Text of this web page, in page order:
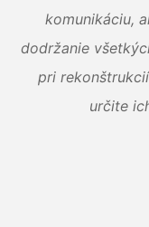
komunikáciu,
dodržanie
pri
určite